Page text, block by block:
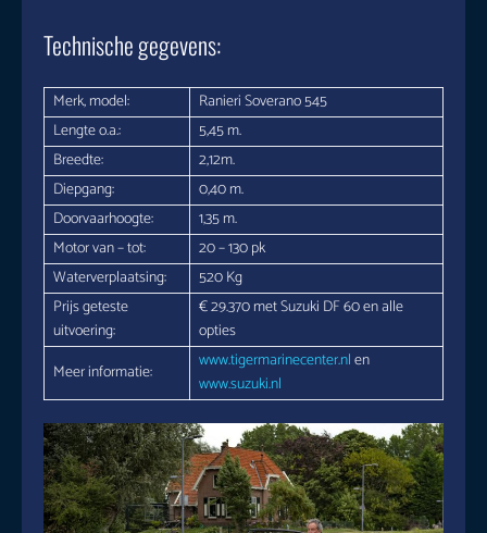
Technische gegevens:
Merk, model:
Ranieri Soverano 545
Lengte o.a.:
5,45 m.
Breedte:
2,12m.
Diepgang:
0,40 m.
Doorvaarhoogte:
1,35 m.
Motor van – tot:
20 – 130 pk
Waterverplaatsing:
520 Kg
Prijs geteste
uitvoering:
€ 29.370 met Suzuki DF 60 en alle
opties
Meer informatie:
www.tigermarinecenter.nlen
www.suzuki.nl